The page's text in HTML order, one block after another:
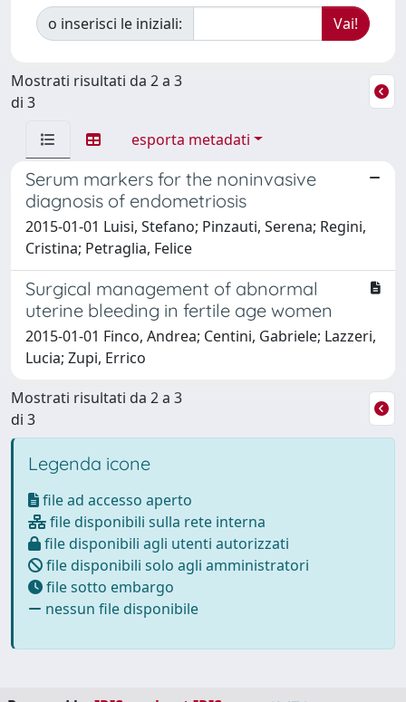
o inserisci le iniziali:
Mostrati risultati da 2 a 3
di 3
esporta metadati
Serum markers for the noninvasive
diagnosis of endometriosis
2015-01-01 Luisi, Stefano; Pinzauti, Serena; Regini,
Cristina; Petraglia, Felice
Surgical management of abnormal
uterine bleeding in fertile age women
2015-01-01 Finco, Andrea; Centini, Gabriele; Lazzeri,
Lucia; Zupi, Errico
Mostrati risultati da 2 a 3
di 3
Legenda icone
file ad accesso aperto
file disponibili sulla rete interna
file disponibili agli utenti autorizzati
file disponibili solo agli amministratori
file sotto embargo
nessun file disponibile